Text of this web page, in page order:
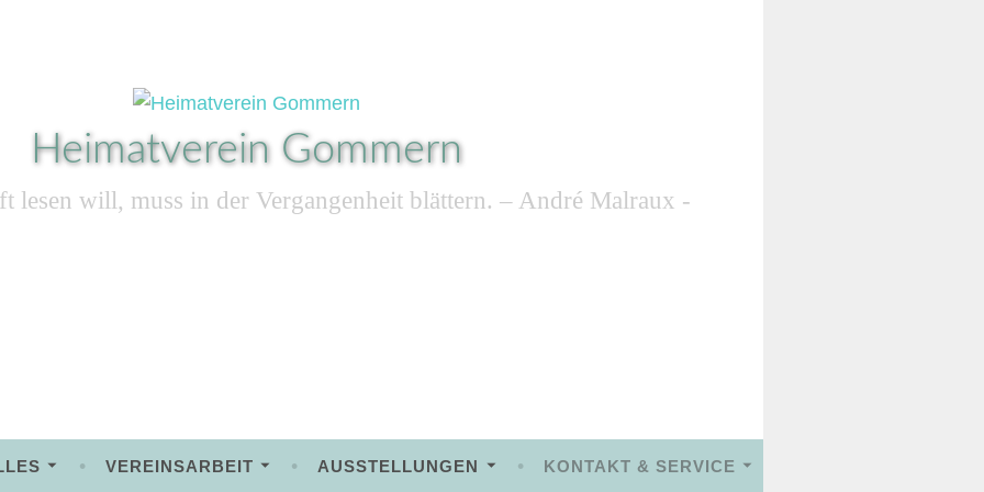
Heimatverein Gommern
lesen will, muss in der Vergangenheit blättern. – André Malraux
VEREINSARBEIT AUSSTELLUNGEN KONTAKT & SERVICE